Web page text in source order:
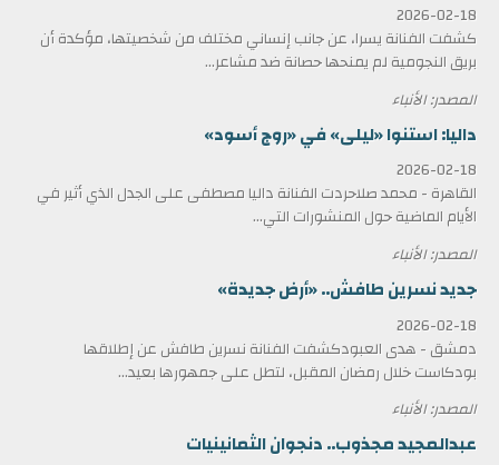
2026-02-18
كشفت الفنانة يسرا، عن جانب إنساني مختلف من شخصيتها، مؤكدة أن
بريق النجومية لم يمنحها حصانة ضد مشاعر...
المصدر: الأنباء
داليا: استنوا «ليلى» في «روج أسود»
2026-02-18
القاهرة - محمد صلاحردت الفنانة داليا مصطفى على الجدل الذي أثير في
الأيام الماضية حول المنشورات التي...
المصدر: الأنباء
جديد نسرين طافش.. «أرض جديدة»
2026-02-18
دمشق - هدى العبودكشفت الفنانة نسرين طافش عن إطلاقها
بودكاست خلال رمضان المقبل، لتطل على جمهورها بعيد...
المصدر: الأنباء
عبدالمجيد مجذوب.. دنجوان الثمانينيات